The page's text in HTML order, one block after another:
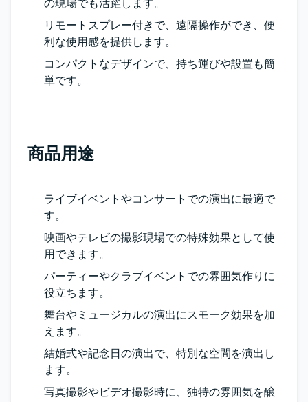
の現場でも活躍します。
リモートスプレー付きで、遠隔操作ができ、便
利な使用感を提供します。
コンパクトなデザインで、持ち運びや設置も簡
単です。
商品用途
ライブイベントやコンサートでの演出に最適で
す。
映画やテレビの撮影現場での特殊効果として使
用できます。
パーティーやクラブイベントでの雰囲気作りに
役立ちます。
舞台やミュージカルの演出にスモーク効果を加
えます。
結婚式や記念日の演出で、特別な空間を演出し
ます。
写真撮影やビデオ撮影時に、独特の雰囲気を醸